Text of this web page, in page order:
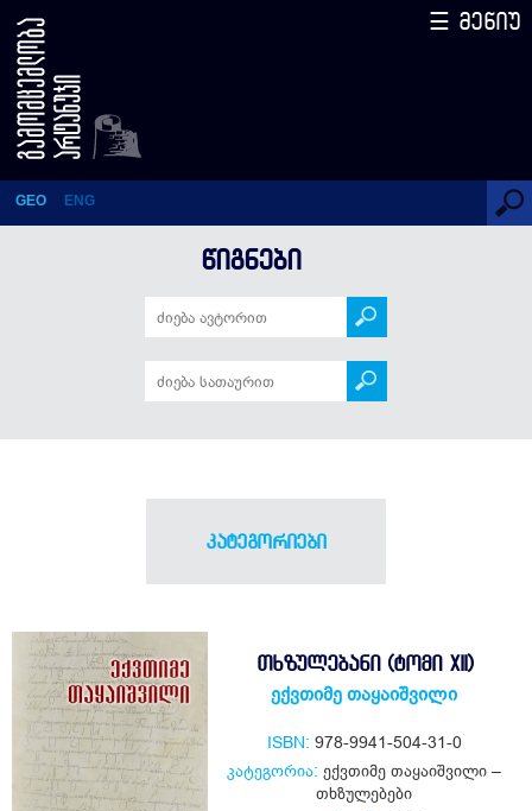
წიგნები
GEO ENG
☰ მენიუ
ᲬᲘᲒᲜᲔᲑᲘ
კატეგორიები
ᲗᲮᲖᲣᲚᲔᲑᲐᲜᲘ (ᲢᲝᲛᲘ XII)
ექვთიმე თაყაიშვილი
ISBN: 978-9941-504-31-0
კატეგორია: ექვთიმე თაყაიშვილი –
თხზულებები